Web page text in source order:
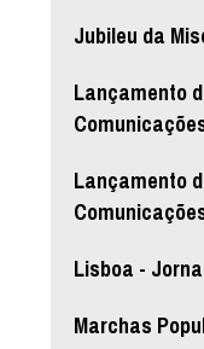
Jubileu da
Lançamento
Lançamento
Lisboa -
Marchas